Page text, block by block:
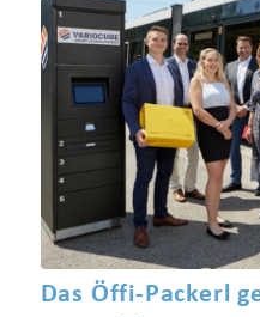
Das Öffi-Packerl